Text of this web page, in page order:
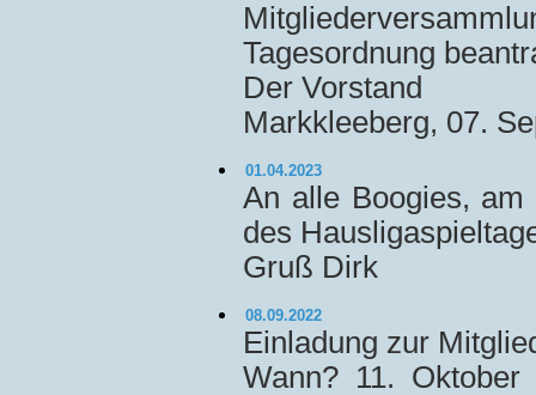
Tagesordnung
Der Vorstand
Markkleeberg, 07.
01.04.2023
An alle Boogies, am
des
Gruß Dirk
08.09.2022
Einladung zur
Wann? 11.